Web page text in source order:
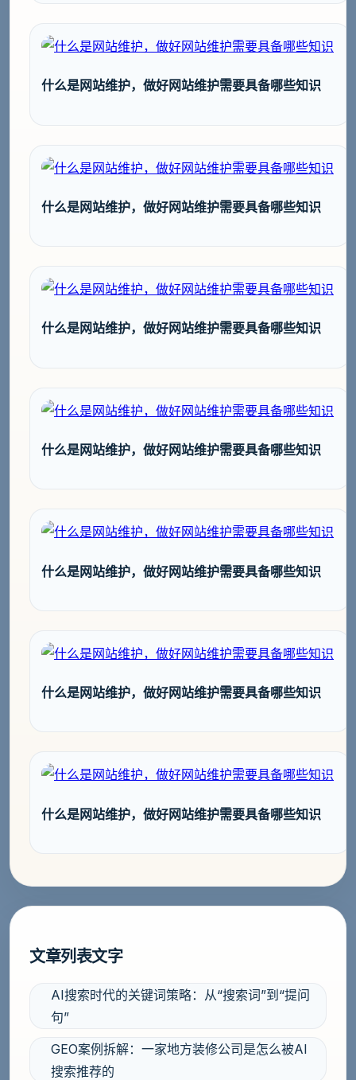
什么是网站维护，做好网站维护需要具备哪些知识
什么是网站维护，做好网站维护需要具备哪些知识
什么是网站维护，做好网站维护需要具备哪些知识
什么是网站维护，做好网站维护需要具备哪些知识
什么是网站维护，做好网站维护需要具备哪些知识
什么是网站维护，做好网站维护需要具备哪些知识
什么是网站维护，做好网站维护需要具备哪些知识
文章列表文字
AI搜索时代的关键词策略：从“搜索词”到“提问
句”
GEO案例拆解：一家地方装修公司是怎么被AI
搜索推荐的